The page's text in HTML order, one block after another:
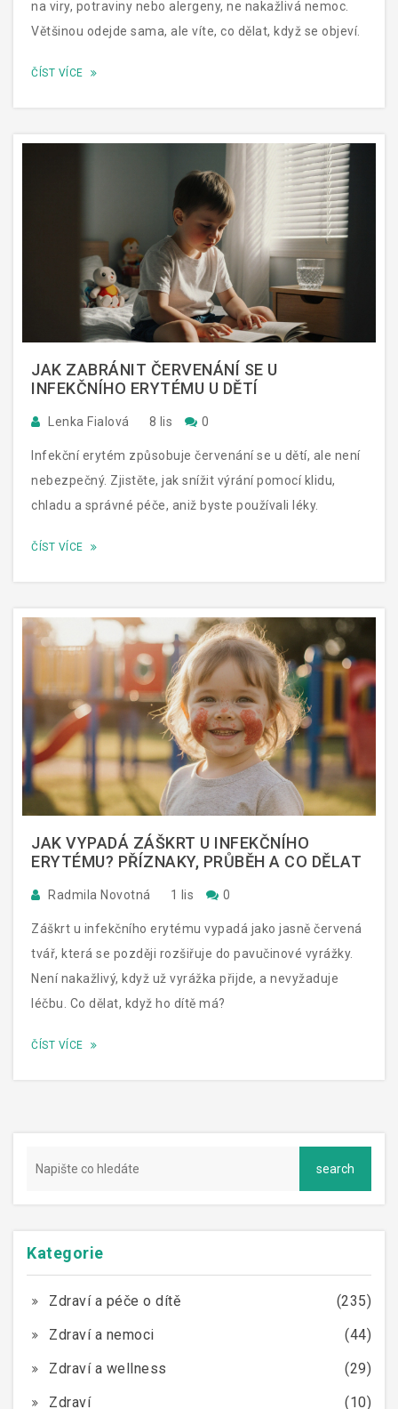
na viry, potraviny nebo alergeny, ne nakažlivá nemoc.
Většinou odejde sama, ale víte, co dělat, když se objeví.
ČÍST VÍCE
JAK ZABRÁNIT ČERVENÁNÍ SE U
INFEKČNÍHO ERYTÉMU U DĚTÍ
Lenka Fialová 8 lis 0
Infekční erytém způsobuje červenání se u dětí, ale není
nebezpečný. Zjistěte, jak snížit výrání pomocí klidu,
chladu a správné péče, aniž byste používali léky.
ČÍST VÍCE
JAK VYPADÁ ZÁŠKRT U INFEKČNÍHO
ERYTÉMU? PŘÍZNAKY, PRŮBĚH A CO DĚLAT
Radmila Novotná 1 lis 0
Záškrt u infekčního erytému vypadá jako jasně červená
tvář, která se později rozšiřuje do pavučinové vyrážky.
Není nakažlivý, když už vyrážka přijde, a nevyžaduje
léčbu. Co dělat, když ho dítě má?
ČÍST VÍCE
Kategorie
Zdraví a péče o dítě
(235)
Zdraví a nemoci
(44)
Zdraví a wellness
(29)
Zdraví
(10)